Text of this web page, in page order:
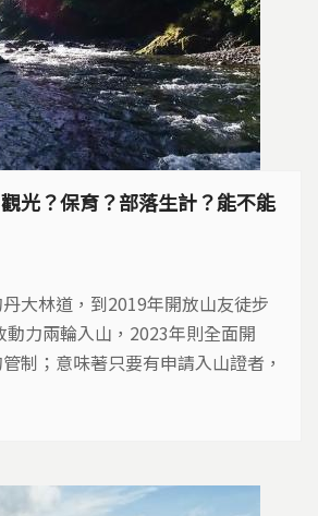
光？保育？部落生計？能不能
大林道，到2019年開放山友徒步
力兩輪入山，2023年則全面開
制；意味著只要有申請入山證者，
式進入到丹大林道。